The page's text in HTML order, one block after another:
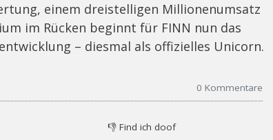
einem dreistelligen Millionenumsatz
im Rücken beginnt für FINN nun das
– diesmal als offizielles Unicorn.
0 Kommentare
👎 Find ich doof